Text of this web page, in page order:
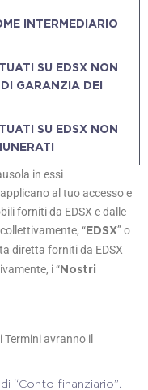
INTERMEDIARIO
SU EDSX NON
GARANZIA DEI
SU EDSX NON
in essi
al tuo accesso e
forniti da EDSX e dalle
“ EDSX” o
diretta forniti da EDSX
i “ Nostri
avranno il
“Conto finanziario”.